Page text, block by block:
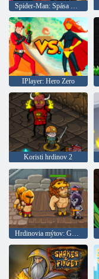
Spider-Man: Spása mesta
IPlayer: Hero Zero
Koristi hrdinov 2